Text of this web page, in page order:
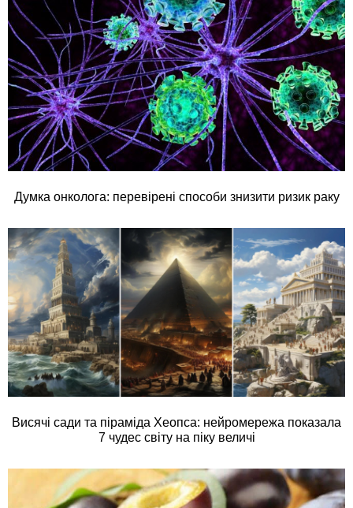
Думка онколога: перевірені способи знизити ризик раку
Висячі сади та піраміда Хеопса: нейромережа показала
7 чудес світу на піку величі